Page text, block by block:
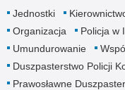
Jednostki
Organizacja
Policja w
Umundurowanie
Duszpasterstwo Policji
Prawosławne